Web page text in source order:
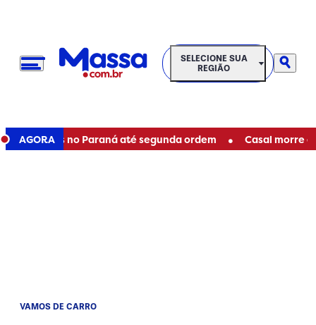
SELECIONE SUA REGIÃO
SELECIONE SUA
REGIÃO
AGORAno Paraná até segunda ordem • Casal morre em
VAMOS DE CARRO